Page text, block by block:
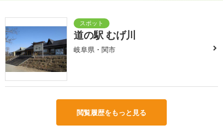
道の駅 むげ川
岐阜県・関市
閲覧履歴をもっと見る